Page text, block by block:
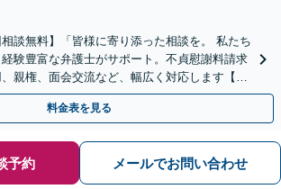
無料】「皆様に寄り添った相談を。 私たち
験豊富な弁護士がサポート。不貞慰謝料請求
親権、面会交流など、幅広く対応します【夜
個室】【名古屋駅7分】
料金表を見る
予約 メールでお問い合わせ